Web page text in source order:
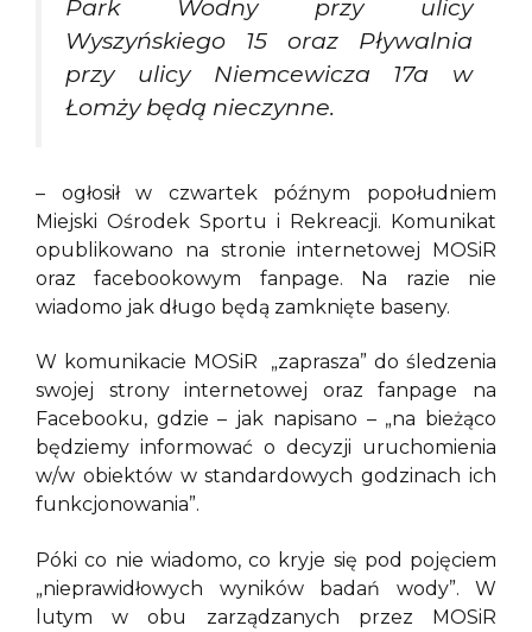
Park Wodny przy ulicy
Wyszyńskiego 15 oraz Pływalnia
przy ulicy Niemcewicza 17a w
Łomży będą nieczynne.
– ogłosił w czwartek późnym popołudniem
Miejski Ośrodek Sportu i Rekreacji. Komunikat
opublikowano na stronie internetowej MOSiR
oraz facebookowym fanpage. Na razie nie
wiadomo jak długo będą zamknięte baseny.
W komunikacie MOSiR „zaprasza” do śledzenia
swojej strony internetowej oraz fanpage na
Facebooku, gdzie – jak napisano – „na bieżąco
będziemy informować o decyzji uruchomienia
w/w obiektów w standardowych godzinach ich
funkcjonowania”.
Póki co nie wiadomo, co kryje się pod pojęciem
„nieprawidłowych wyników badań wody”. W
lutym w obu zarządzanych przez MOSiR